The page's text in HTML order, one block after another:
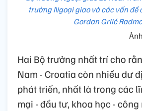
trưởng Ngoại giao và các vấn đề
Gordan Grlić
Hai Bộ trưởng nhất trí cho
Nam - Croatia còn nhiều dư
phát triển, nhất là trong các
mại - đầu tư, khoa học - công